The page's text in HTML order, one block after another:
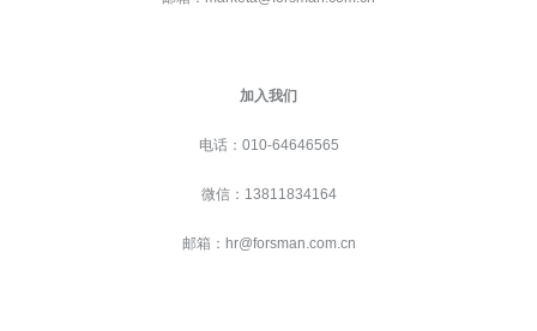
加入我们
电话：010-64646565
微信：13811834164
邮箱：hr@forsman.com.cn